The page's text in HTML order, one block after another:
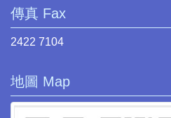
傳真 Fax
2422 7104
地圖 Map